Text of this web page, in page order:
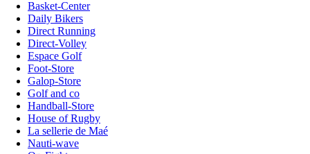
Basket-Center
Daily Bikers
Direct Running
Direct-Volley
Espace Golf
Foot-Store
Galop-Store
Golf and co
Handball-Store
House of Rugby
La sellerie de Maé
Nauti-wave